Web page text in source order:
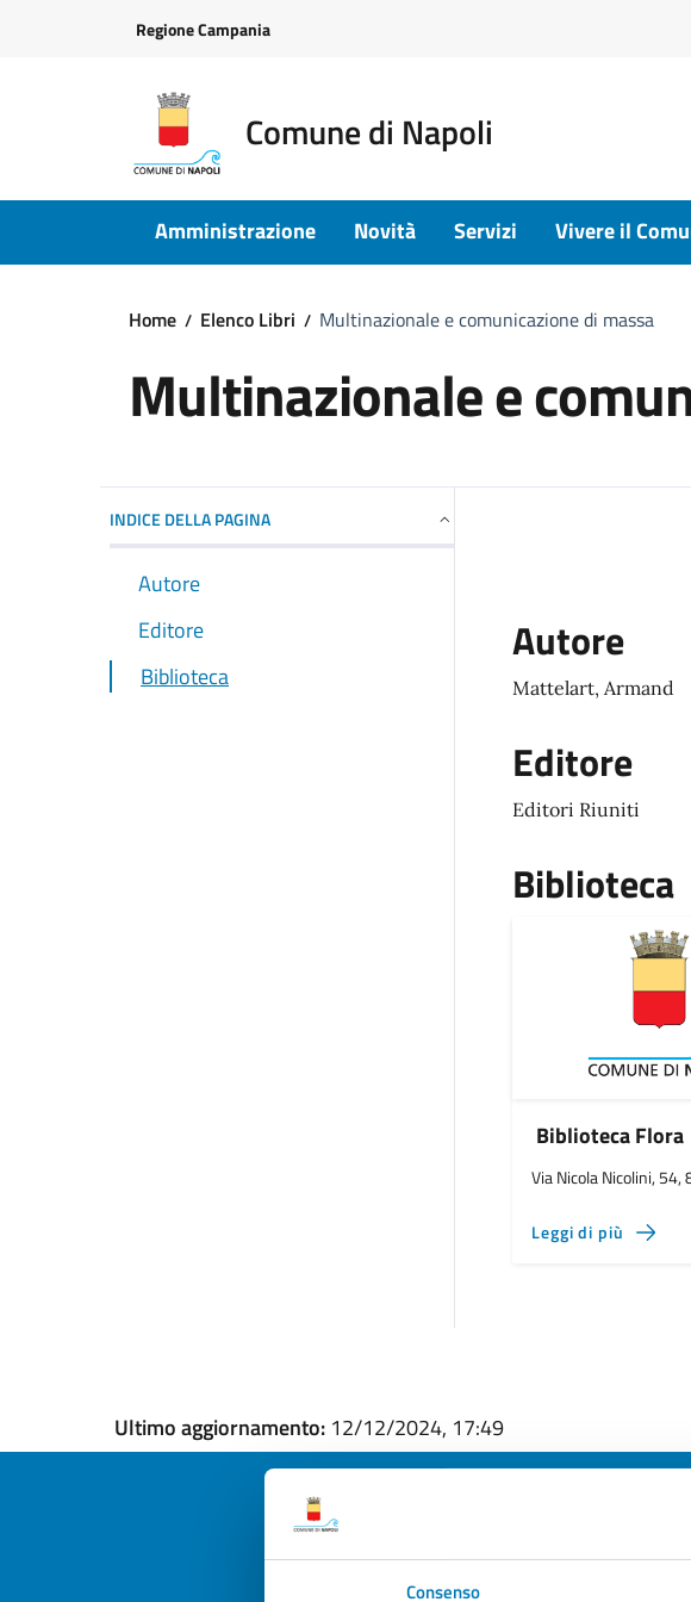
Consenso
Regione Campania
Comune di Napoli
Amministrazione Novità Servizi Vivere il
Home Elenco Libri Multinazionale e comunicazione di massa
Multinazionale e
INDICE DELLA PAGINA
Autore
Editore
Biblioteca
Autore
Mattelart, Armand
Editore
Editori Riuniti
Biblioteca
Biblioteca Flora
Via Nicola Nicolini, 54,
Leggi di più
Ultimo aggiornamento: 12/12/2024, 17:49